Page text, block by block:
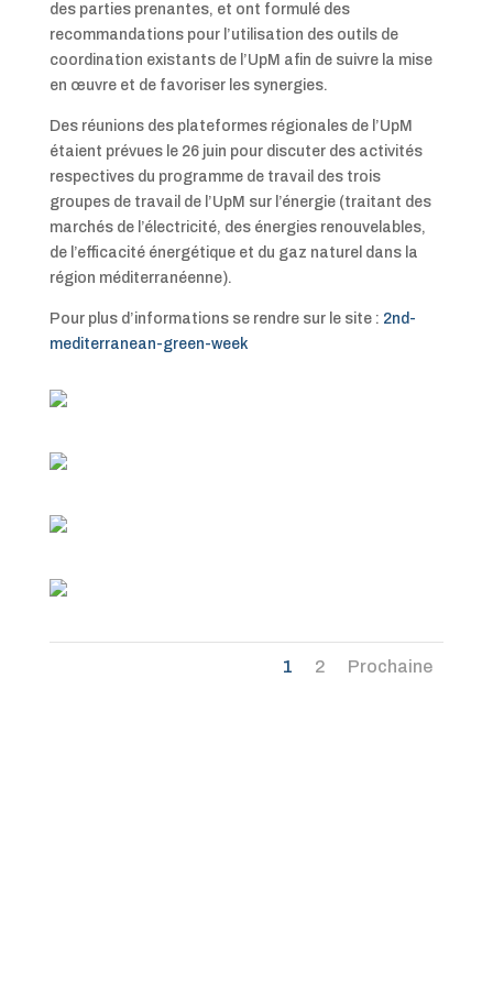
des parties prenantes, et ont formulé des
recommandations pour l’utilisation des outils de
coordination existants de l’UpM afin de suivre la mise
en œuvre et de favoriser les synergies.
Des réunions des plateformes régionales de l’UpM
étaient prévues le 26 juin pour discuter des activités
respectives du programme de travail des trois
groupes de travail de l’UpM sur l’énergie (traitant des
marchés de l’électricité, des énergies renouvelables,
de l’efficacité énergétique et du gaz naturel dans la
région méditerranéenne).
Pour plus d’informations se rendre sur le site : 2nd-
mediterranean-green-week
1 2 Prochaine